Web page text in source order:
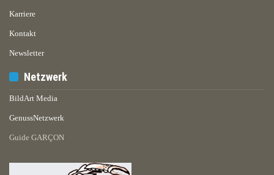
Karriere
Kontakt
Newsletter
Netzwerk
BildArt Media
GenussNetzwerk
Guide GARÇON